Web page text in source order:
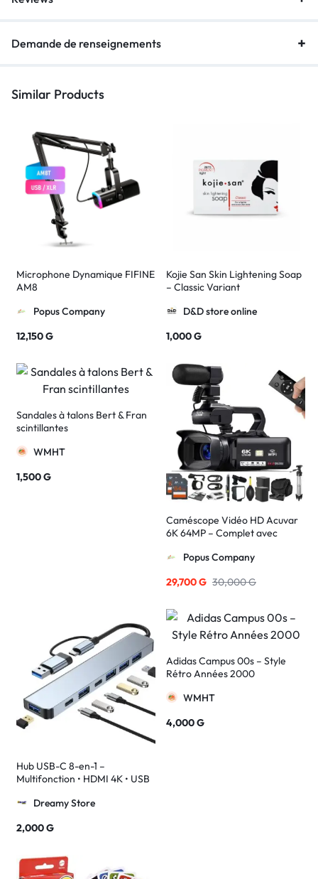
Demande de renseignements
Similar Products
Microphone Dynamique FIFINE
AM8
Popus Company
12,150G
Kojie San Skin Lightening Soap
– Classic Variant
D&D store online
1,000G
Sandales à talons Bert & Fran
scintillantes
WMHT
1,500G
Caméscope Vidéo HD Acuvar
6K 64MP – Complet avec
Popus Company
29,700G 30,000G
Hub USB-C 8-en-1 –
Multifonction • HDMI 4K • USB
Compatible PC, MacBook &
Dreamy Store
2,000G
Adidas Campus 00s – Style
Rétro Années 2000
WMHT
4,000G